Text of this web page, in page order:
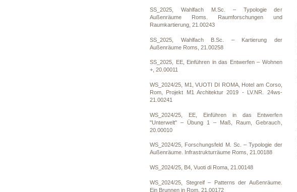
SS_2025, Wahlfach M.Sc. – Typologie der
Außenräume Roms. Raumforschungen und
Raumkartierung, 21.00243
SS_2025, Wahlfach B.Sc. – Kartierung der
Außenräume Roms, 21.00258
SS_2025, EE, Einführen in das Entwerfen – Wohnen
+, 20.00011
WS_2024/25, M1, VUOTI DI ROMA, Hotel am Corso,
Rom, Projekt M1 Architektur 2019 - LV.NR. 24ws-
21.00241
WS_2024/25, EE, Einführen in das Entwerfen
"Unterwelt" – Übung 1 – Maß, Raum, Gebrauch,
20.00010
WS_2024/25, Forschungsfeld M. Sc. – Typologie der
Außenräume. Infrastrukturräume Roms, 21.00188
WS_2024/25, B4, Vuoti di Roma, 21.00148
WS_2024/25, Stegreif – Patterns der Außenräume.
Ein Brunnen in Rom, 21.00172